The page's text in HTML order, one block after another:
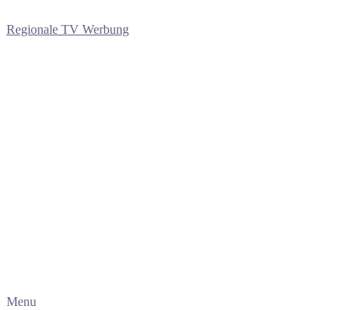
Regionale TV Werbung
Menu